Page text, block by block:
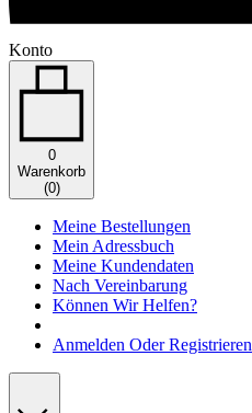
Konto
0
Warenkorb
(0)
Meine Bestellungen
Mein Adressbuch
Meine Kundendaten
Nach Vereinbarung
Können Wir Helfen?
Anmelden Oder Registrieren